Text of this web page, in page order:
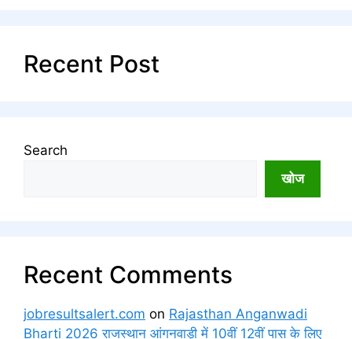
Recent Post
Search
खोज
Recent Comments
jobresultsalert.com on Rajasthan Anganwadi
Bharti 2026 राजस्थान आंगनवाड़ी में 10वीं 12वीं पास के लिए